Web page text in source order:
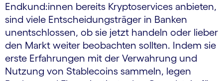
Endkund:innen bereits Kryptoservices anbieten,
sind viele Entscheidungsträger in Banken
unentschlossen, ob sie jetzt handeln oder lieber
den Markt weiter beobachten sollten. Indem sie
erste Erfahrungen mit der Verwahrung und
Nutzung von Stablecoins sammeln, legen